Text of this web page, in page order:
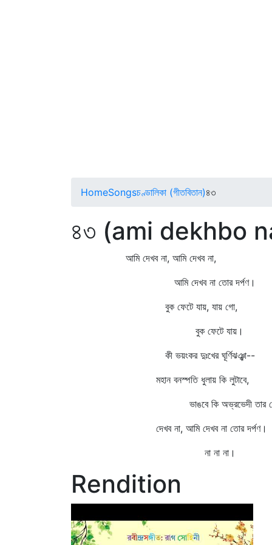
HomeSongsচণ্ডালিকা (গীতবিতান)৪৩
৪৩ (ami dekhbo
আমি দেখব না, আমি দেখব না,
আমি দেখব না তোর দর্পণ।
বুক ফেটে যায়, যায় গো,
বুক ফেটে যায়।
কী ভয়ংকর দুঃখের ঘূর্ণিঝঞ্ঝা--
মহান বনস্পতি ধুলায় কি লুটাবে,
ভাঙবে কি অভ্রভেদী তার
দেখব না, আমি দেখব না তোর দর্পণ।
না না না।
Rendition